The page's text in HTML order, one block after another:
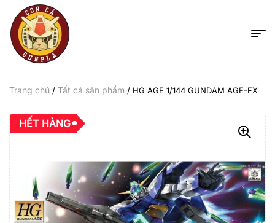
Trang chủ / Tất cả sản phẩm / HG AGE 1/144 GUNDAM AGE-FX
HẾT HÀNG